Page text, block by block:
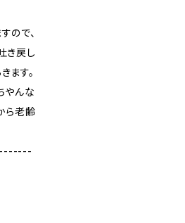
ので、
き戻し
ます。
やんな
ら老齢